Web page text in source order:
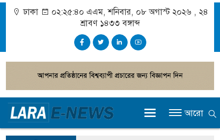
ঢাকা ০২:২৫:৪০ এএম, শনিবার, ০৮ অগাস্ট ২০২৬ , ২৪
শ্রাবণ ১৪৩৩ বঙ্গাব্দ
আরো